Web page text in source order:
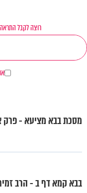
רוצה לקבל
מסכת בבא מציעא -
בבא קמא דף ב - הרב